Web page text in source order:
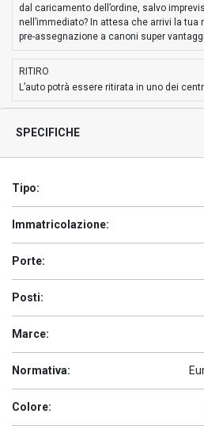
dal caricamento dell’ordine, salvo
nell’immediato? In attesa che arrivi la tua
pre-assegnazione a canoni super
RITIRO
L’auto potrà essere ritirata in uno dei
SPECIFICHE
Tipo:
Immatricolazione:
Porte:
Posti:
Marce:
Normativa:
Colore: